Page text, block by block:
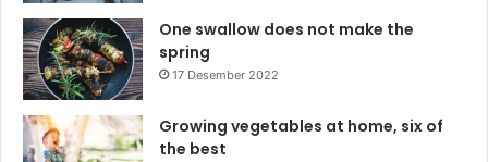
One swallow does not make the
spring
17 Desember 2022
Growing vegetables at home, six of
the best